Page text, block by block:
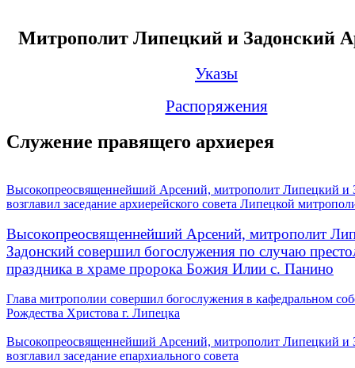
Митрополит Липецкий и Задонский
Указы
Распоряжения
Служение правящего архиерея
Высокопреосвященнейший Арсений, митрополит Липецкий и
возглавил заседание архиерейского совета Липецкой
Высокопреосвященнейший Арсений, митрополит
Задонский совершил богослужения по случаю
праздника в храме пророка Божия Илии с. Панино
Глава митрополии совершил богослужения в кафедральном
Рождества Христова г. Липецка
Высокопреосвященнейший Арсений, митрополит Липецкий и
возглавил заседание епархиального совета